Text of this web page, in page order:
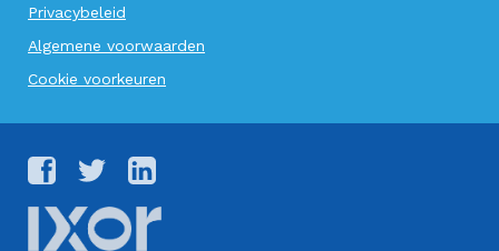
Privacybeleid
Algemene voorwaarden
Cookie voorkeuren